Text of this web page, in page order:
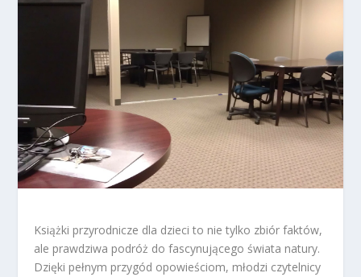
Książki przyrodnicze dla dzieci to nie tylko zbiór faktów,
ale prawdziwa podróż do fascynującego świata natury.
Dzięki pełnym przygód opowieściom, młodzi czytelnicy